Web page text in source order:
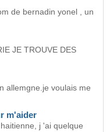
de bernadin yonel , un
JE TROUVE DES
allemgne.je voulais me
m'aider
j 'ai quelque